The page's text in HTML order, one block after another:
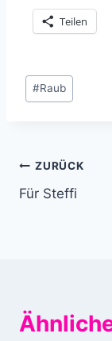
Teilen
Schlagworte:
#Raub
ZURÜCK
Für Steffi